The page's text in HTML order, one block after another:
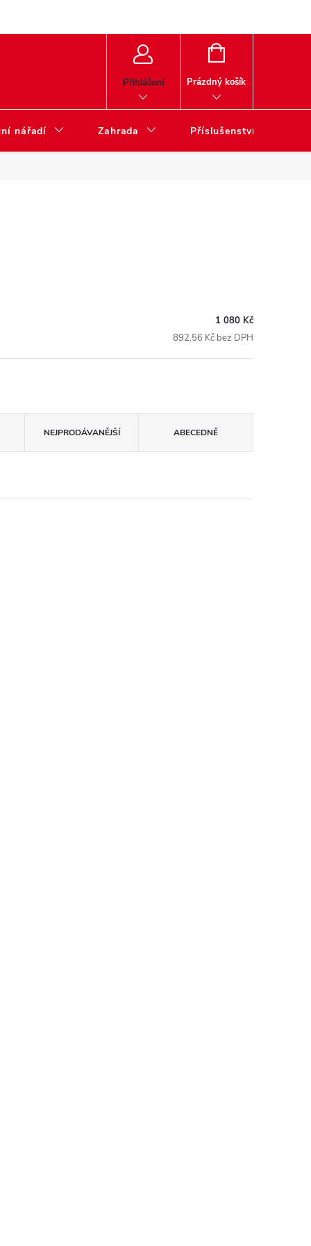
Přihlášení
NÁKUPNÍ
Prázdný košík
nářadí Zahrada Příslušenství
1 080 Kč
892,56 Kč bez DPH
NEJPRODÁVANĚJŠÍ ABECEDNĚ